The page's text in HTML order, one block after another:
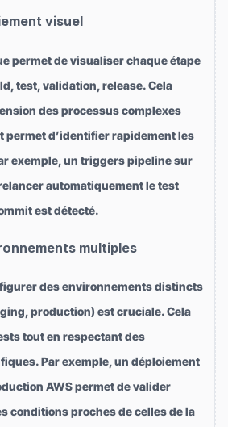
visuel
permet de visualiser chaque étape
test, validation, release. Cela
des processus complexes
permet d’identifier rapidement les
exemple, un triggers pipeline sur
automatiquement le test
est détecté.
multiples
des environnements distincts
production) est cruciale. Cela
tout en respectant des
Par exemple, un déploiement
AWS permet de valider
conditions proches de celles de la